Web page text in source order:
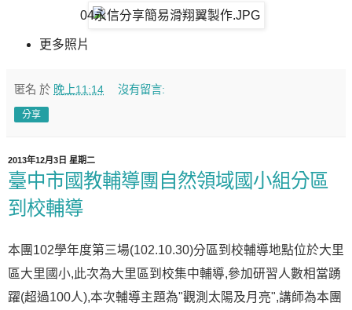
更多照片
匿名 於 晚上11:14 沒有留言:
分享
2013年12月3日 星期二
臺中市國教輔導團自然領域國小組分區
到校輔導
本團102學年度第三場(102.10.30)分區到校輔導地點位於大里
區大里國小,此次為大里區到校集中輔導,參加研習人數相當踴
躍(超過100人),本次輔導主題為"觀測太陽及月亮",講師為本團